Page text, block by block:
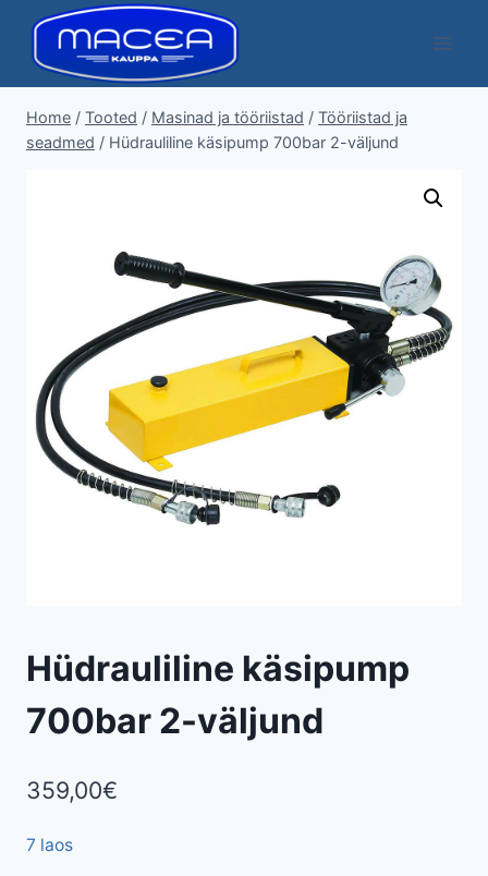
content
Home / Tooted / Masinad ja tööriistad / Tööriistad ja
seadmed / Hüdrauliline käsipump 700bar 2-väljund
Hüdrauliline käsipump
700bar 2-väljund
359,00€
7 laos